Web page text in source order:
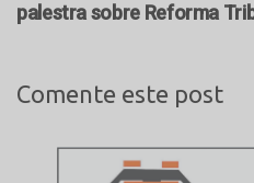
palestra sobre Reforma
Comente este post